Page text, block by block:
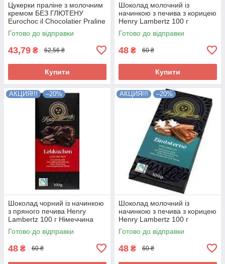
Цукерки праліне з молочним
кремом БЕЗ ГЛЮТЕНУ
Eurochoc il Chocolatier Praline
Bianco 100г Іспанія
Готово до відправки
43,79 ₴ 62,56 ₴
Купити
Шоколад молочний із
начинкою з печива з корицею
Henry Lambertz 100 г
Німеччина
Готово до відправки
48 ₴ 60 ₴
Купити
АКЦИЯ!!! –20%
Шоколад чорний із начинкою
з пряного печива Henry
Lambertz 100 г Німеччина
Готово до відправки
48 ₴ 60 ₴
АКЦИЯ!!! –20%
Шоколад молочний із
начинкою з печива з корицею
Henry Lambertz 100 г
Німеччина
Готово до відправки
48 ₴ 60 ₴